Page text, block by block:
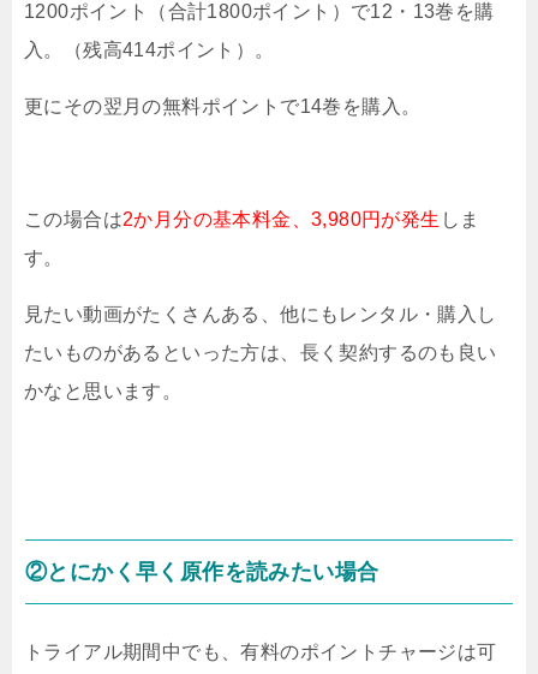
1200ポイント（合計1800ポイント）で12・13巻を購
入。（残高414ポイント）。
更にその翌月の無料ポイントで14巻を購入。
この場合は2か月分の基本料金、3,980円が発生 しま
す。
見たい動画がたくさんある、他にもレンタル・購入し
たいものがあるといった方は、長く契約するのも良い
かなと思います。
②とにかく早く原作を読みたい場合
トライアル期間中でも、有料のポイントチャージは可